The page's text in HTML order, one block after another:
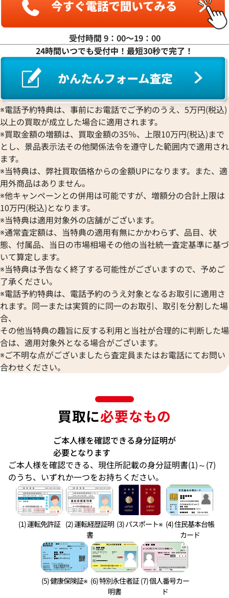
ワ行
受付時間 9：00〜19：00
24時間いつでも受付中！最短30秒で完了！
※電話予約特典は、事前にお電話でご予約のうえ、5万円(税込)
以上の買取が成立した場合に適用されます。
※買取金額の増額は、買取金額の35％、上限10万円(税込)まで
とし、景品表示法その他関係法令を遵守した範囲内で適用され
ます。
※当特典は、弊社買取価格からの金額UPになります。また、適
用外商品はありません。
※他キャンペーンとの併用は可能ですが、増額分の合計上限は
10万円(税込)となります。
※当特典は適用対象外の店舗がございます。
※通常査定額は、当特典の適用有無にかかわらず、品目、状
態、付属品、当日の市場相場その他の当社統一査定基準に基づ
いて算定します。
※当特典は予告なく終了する可能性がございますので、予めご
了承ください。
※電話予約特典は、電話予約のうえ対象となるお取引に適用さ
れます。同一または実質的に同一のお取引、取引を分割した場
合、
その他当特典の趣旨に反する利用と当社が合理的に判断した場
合は、適用対象外となる場合がございます。
※ご不明な点がございましたら査定員またはお電話にてお問い
合わせください。
買取に必要なもの
ご本人様を確認できる身分証明が
必要となります
ご本人様を確認できる、現住所記載の身分証明書(1)～(7)
のうち、いずれか一つをお持ちください。
(1) 運転免許証 (2) 運転経歴証明
書
(3) パスポート※ (4) 住民基本台帳
カード
(5) 健康保険証※ (6) 特別永住者証
明書
(7) 個人番号カー
ド